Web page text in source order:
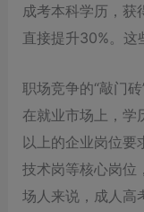
成考本科学历，获
直接提升30%。这
职场竞争的“敲门
在就业市场上，学
以上的企业岗位要
技术岗等核心岗位
场人来说，成人高